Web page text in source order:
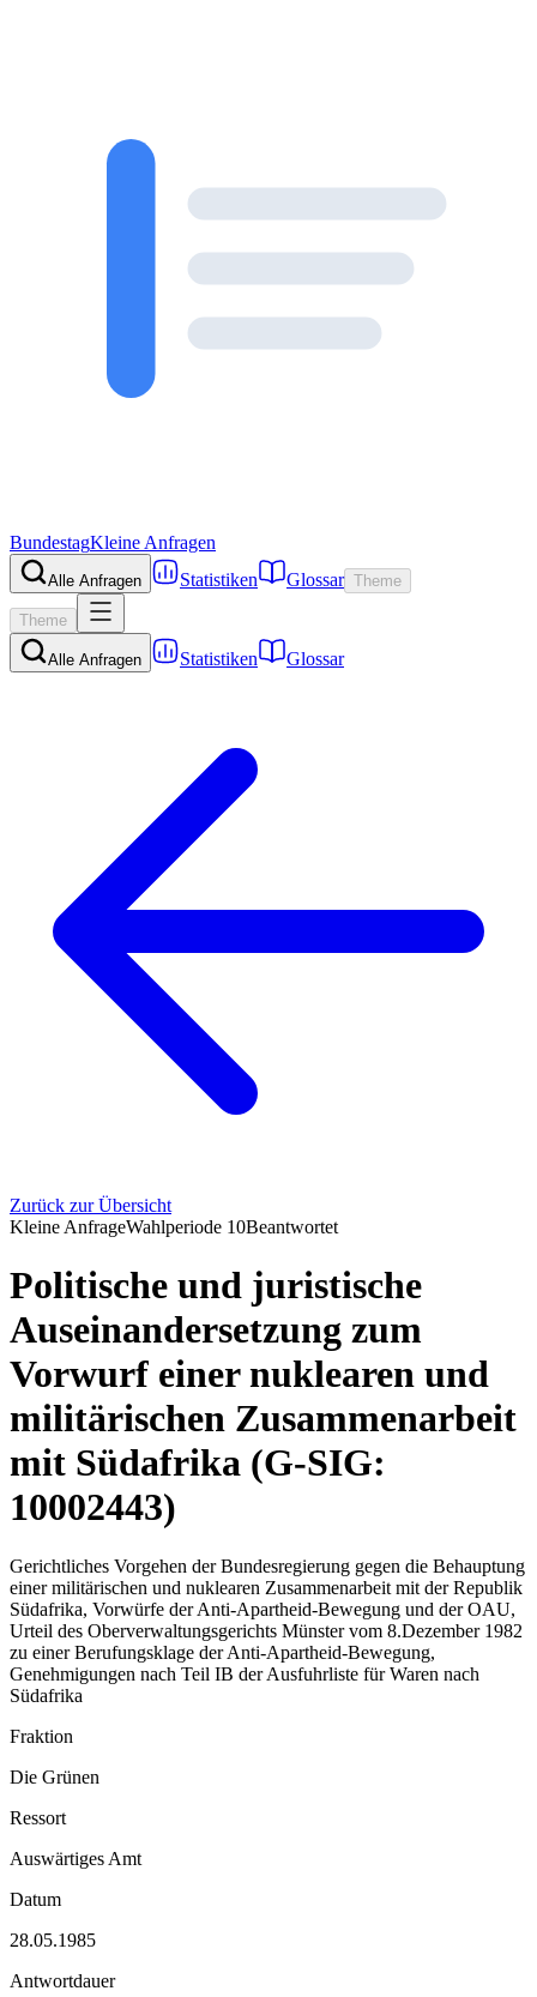
BundestagKleine Anfragen
Alle Anfragen Statistiken Glossar Theme
Theme
Alle Anfragen Statistiken Glossar
Zurück zur Übersicht
Kleine AnfrageWahlperiode 10Beantwortet
Politische und juristische
Auseinandersetzung zum
Vorwurf einer nuklearen und
militärischen Zusammenarbeit
mit Südafrika (G-SIG:
10002443)
Gerichtliches Vorgehen der Bundesregierung gegen die Behauptung
einer militärischen und nuklearen Zusammenarbeit mit der Republik
Südafrika, Vorwürfe der Anti-Apartheid-Bewegung und der OAU,
Urteil des Oberverwaltungsgerichts Münster vom 8.Dezember 1982
zu einer Berufungsklage der Anti-Apartheid-Bewegung,
Genehmigungen nach Teil IB der Ausfuhrliste für Waren nach
Südafrika
Fraktion
Die Grünen
Ressort
Auswärtiges Amt
Datum
28.05.1985
Antwortdauer